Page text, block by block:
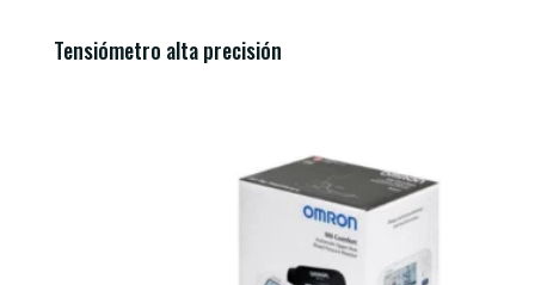
Tensiómetro alta precisión